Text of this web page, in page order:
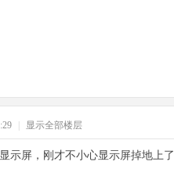
显示全部楼层
示屏，刚才不小心显示屏掉地上了